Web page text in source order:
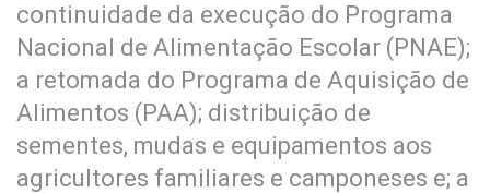
continuidade da execução do Programa
Nacional de Alimentação Escolar (PNAE);
a retomada do Programa de Aquisição de
Alimentos (PAA); distribuição de
sementes, mudas e equipamentos aos
agricultores familiares e camponeses e; a